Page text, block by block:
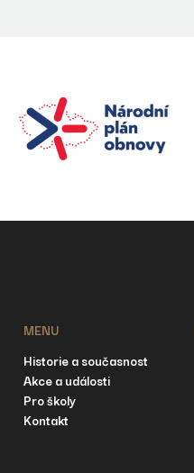
MENU
Historie a současnost
Akce a události
Pro školy
Kontakt